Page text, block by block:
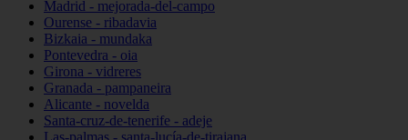
Madrid - mejorada-del-campo
Ourense - ribadavia
Bizkaia - mundaka
Pontevedra - oia
Girona - vidreres
Granada - pampaneira
Alicante - novelda
Santa-cruz-de-tenerife - adeje
Las-palmas - santa-lucía-de-tirajana